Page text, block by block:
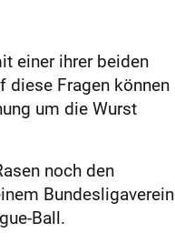
einer ihrer beiden
diese Fragen können
um die Wurst
noch den
Bundesligaverein
Ball.